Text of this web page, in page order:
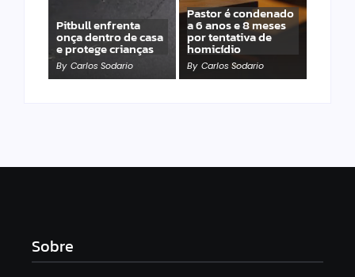
Pitbull enfrenta
onça dentro de casa
e protege crianças
By Carlos Sodario
Pastor é condenado
a 6 anos e 8 meses
por tentativa de
homicídio
By Carlos Sodario
Sobre